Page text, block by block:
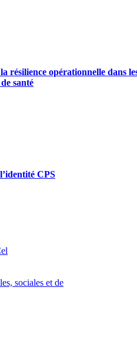
résilience opérationnelle dans
santé
CPS
sociales et de